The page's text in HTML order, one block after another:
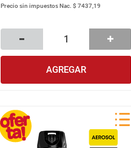
Precio sin impuestos Nac.$ 7437,19
AGREGAR